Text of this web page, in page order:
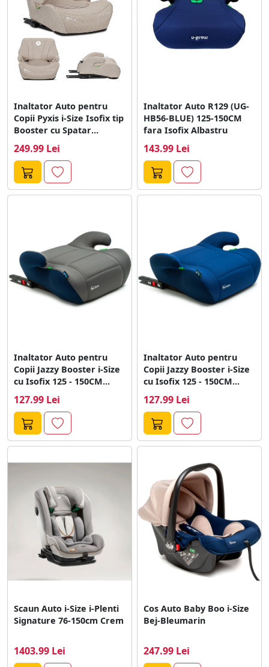
Inaltator Auto pentru
Copii Pyxis i-Size Isofix tip
Booster cu Spatar
249.99 Lei
Inaltator Auto R129 (UG-
HB56-BLUE) 125-150CM
fara Isofix Albastru
143.99 Lei
Inaltator Auto pentru
Copii Jazzy Booster i-Size
cu Isofix 125 - 150CM...
127.99 Lei
Inaltator Auto pentru
Copii Jazzy Booster i-Size
cu Isofix 125 - 150CM...
127.99 Lei
Scaun Auto i-Size i-Plenti
Signature 76-150cm Crem
1403.99 Lei
Cos Auto Baby Boo i-Size
Bej-Bleumarin
247.99 Lei